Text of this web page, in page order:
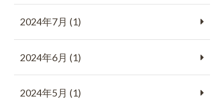
2024年7月 (1)
2024年6月 (1)
2024年5月 (1)